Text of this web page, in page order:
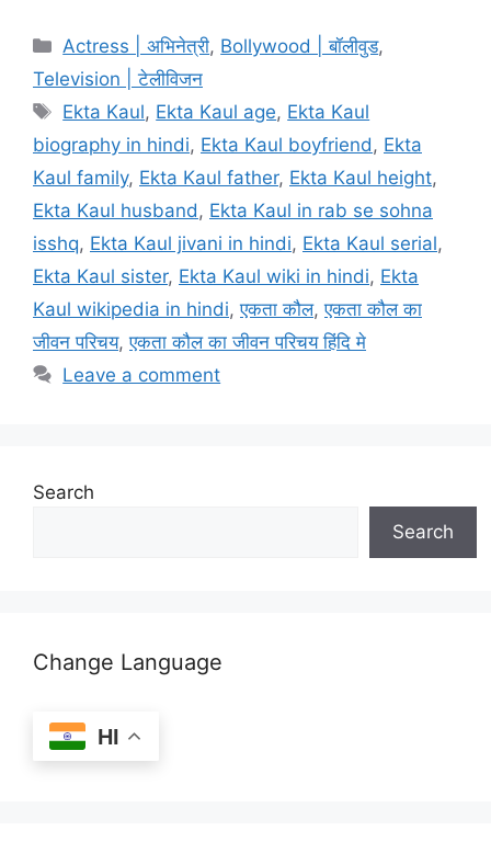
Categories
Actress | अभिनेत्री, Bollywood | बॉलीवुड,
Television | टेलीविजन
Tags
Ekta Kaul, Ekta Kaul age, Ekta Kaul
biography in hindi, Ekta Kaul boyfriend, Ekta
Kaul family, Ekta Kaul father, Ekta Kaul height,
Ekta Kaul husband, Ekta Kaul in rab se sohna
isshq, Ekta Kaul jivani in hindi, Ekta Kaul serial,
Ekta Kaul sister, Ekta Kaul wiki in hindi, Ekta
Kaul wikipedia in hindi,एकता कौल,एकता कौल का
जीवन परिचय,एकता कौल का जीवन परिचय हिंदि मे
Leave a comment
Search
Search
Change Language
HI